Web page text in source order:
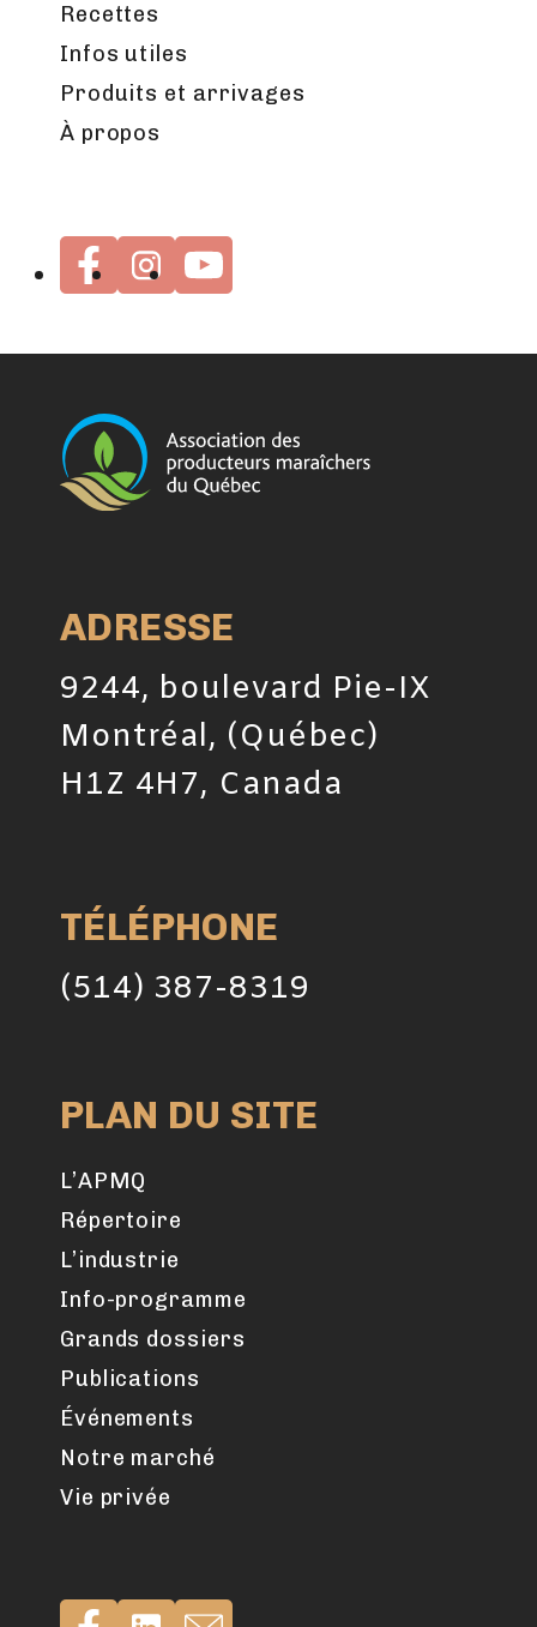
Recettes
Infos utiles
Produits et arrivages
À propos
ADRESSE
9244, boulevard Pie-IX
Montréal, (Québec)
H1Z 4H7, Canada
TÉLÉPHONE
(514) 387-8319
PLAN DU SITE
L’APMQ
Répertoire
L’industrie
Info-programme
Grands dossiers
Publications
Événements
Notre marché
Vie privée